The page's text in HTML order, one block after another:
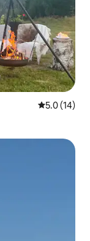
レビュー14
5.0 (14)